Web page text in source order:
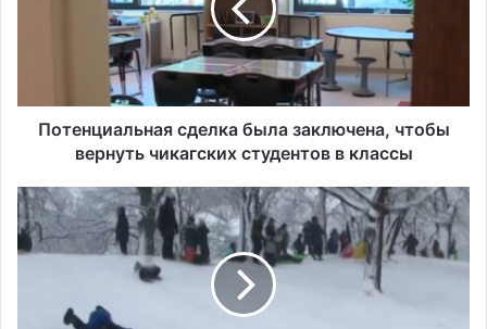
л
я
с
Потенциальная сделка была заключена, чтобы
вернуть чикагских студентов в классы
В
т